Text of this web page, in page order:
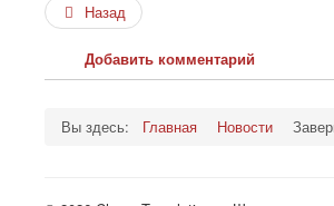
Назад
Добавить комментарий
Вы здесь: Главная Новости